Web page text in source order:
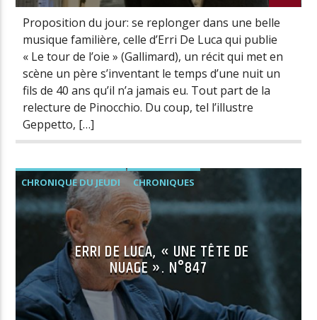
Proposition du jour: se replonger dans une belle
musique familière, celle d’Erri De Luca qui publie
« Le tour de l’oie » (Gallimard), un récit qui met en
scène un père s’inventant le temps d’une nuit un
fils de 40 ans qu’il n’a jamais eu. Tout part de la
relecture de Pinocchio. Du coup, tel l’illustre
Geppetto, […]
CHRONIQUE DU JEUDI CHRONIQUES
ERRI DE LUCA, « UNE TÊTE DE
NUAGE ». N°847